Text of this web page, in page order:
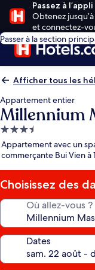
Passez à l’appli
Obtenez
et connectez-
Passer à la section
Afficher tous les
Appartement entier
Millennium
Hébergement
3.5 étoiles
Appartement avec un
commerçante Bui Vien à
Choisissez des
Où allez-vous ?
Dates